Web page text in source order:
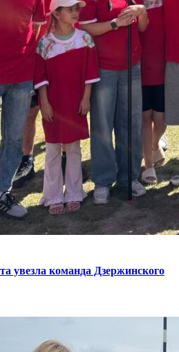
увезла команда Дзержинского